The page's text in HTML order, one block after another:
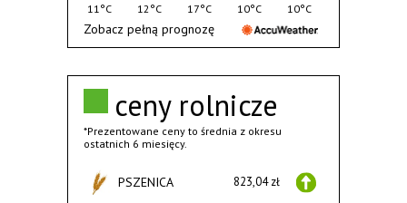
ceny rolnicze
*Prezentowane ceny to średnia z okresu
ostatnich 6 miesięcy.
PSZENICA 823,04 zł
11°C
12°C
17°C
10°C
10°C
Zobacz pełną prognozę